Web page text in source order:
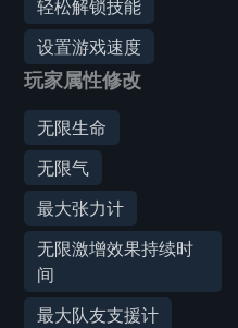
轻松解锁技能
设置游戏速度
玩家属性修改
无限生命
无限气
最大张力计
无限激增效果持续时
间
最大队友支援计